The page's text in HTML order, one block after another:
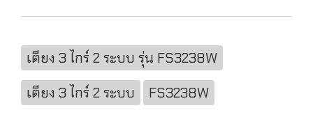
เตียง 3 ไกร์ 2 ระบบ รุ่น FS3238W
เตียง 3 ไกร์ 2 ระบบ
FS3238W